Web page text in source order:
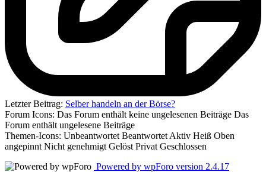
Letzter Beitrag: Selber handeln an der Börse?
Forum Icons: Das Forum enthält keine ungelesenen Beiträge Das
Forum enthält ungelesene Beiträge
Themen-Icons: Unbeantwortet Beantwortet Aktiv Heiß Oben
angepinnt Nicht genehmigt Gelöst Privat Geschlossen
Powered by wpForo version 2.4.17